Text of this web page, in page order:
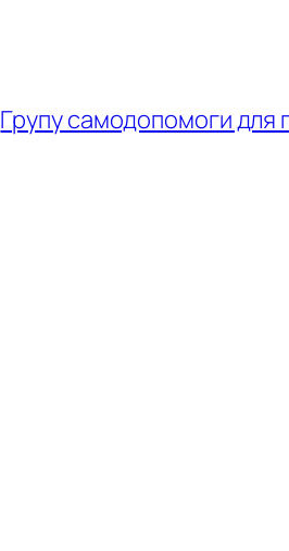
Групу самодопомоги для